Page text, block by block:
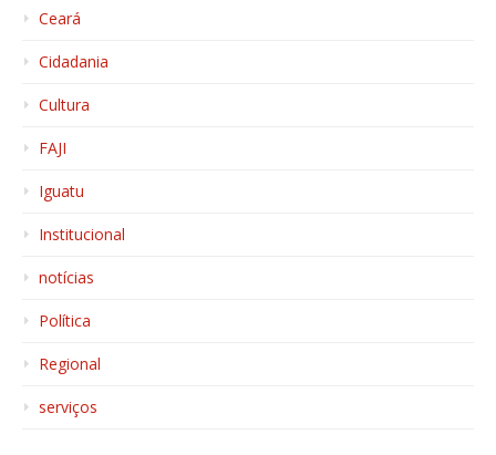
Ceará
Cidadania
Cultura
FAJI
Iguatu
Institucional
notícias
Política
Regional
serviços